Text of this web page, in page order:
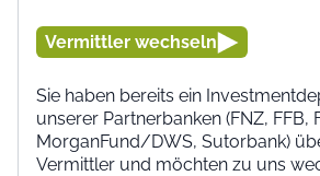
Vermittler wechseln
Sie haben bereits ein
unserer Partnerbanken (FNZ, FFB,
MorganFund/DWS, Sutorbank)
Vermittler und möchten zu uns